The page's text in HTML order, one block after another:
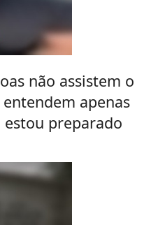
não assistem o
apenas
preparado